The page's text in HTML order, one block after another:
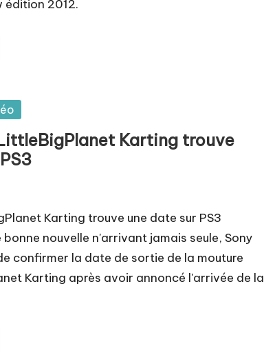
édition 2012.
Karting trouve
Karting trouve une date sur PS3
nouvelle n'arrivant jamais seule, Sony
confirmer la date de sortie de la mouture
Karting après avoir annoncé l'arrivée de la